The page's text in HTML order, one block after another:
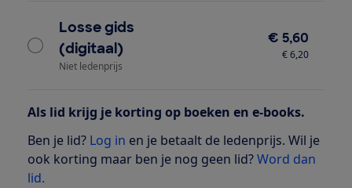
Losse gids
(digitaal)
Niet ledenprijs
€ 5,60
€ 6,20
Als lid krijg je korting op boeken en e-books.
Ben je lid? Log in en je betaalt de ledenprijs. Wil je
ook korting maar ben je nog geen lid?Word dan
lid.